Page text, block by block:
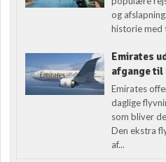
og
historie med
Emirates
afgange til
Emirates
daglige
som bliver
Den ekstra
af...